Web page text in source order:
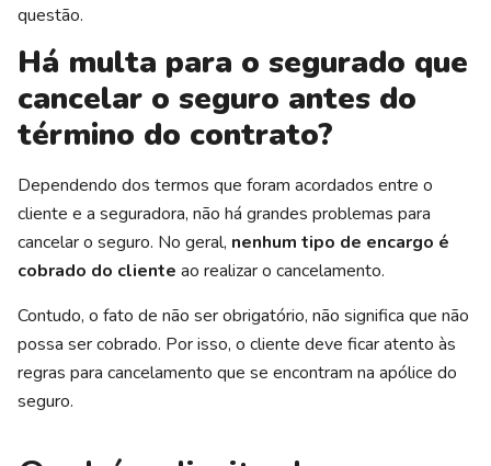
questão.
Há multa para o segurado que
cancelar o seguro antes do
término do contrato?
Dependendo dos termos que foram acordados entre o
cliente e a seguradora, não há grandes problemas para
cancelar o seguro. No geral, nenhum tipo de encargo é
cobrado do cliente ao realizar o cancelamento.
Contudo, o fato de não ser obrigatório, não significa que não
possa ser cobrado. Por isso, o cliente deve ficar atento às
regras para cancelamento que se encontram na apólice do
seguro.